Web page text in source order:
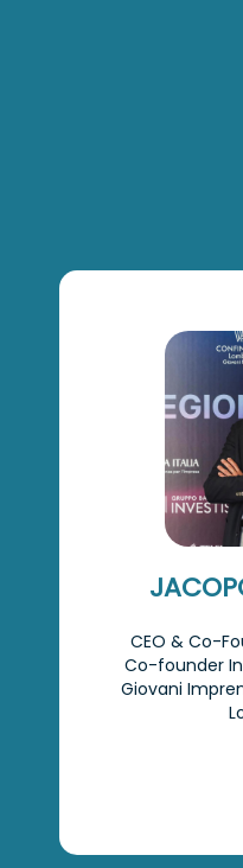
CEO & Co-
Co-founder
Giovani